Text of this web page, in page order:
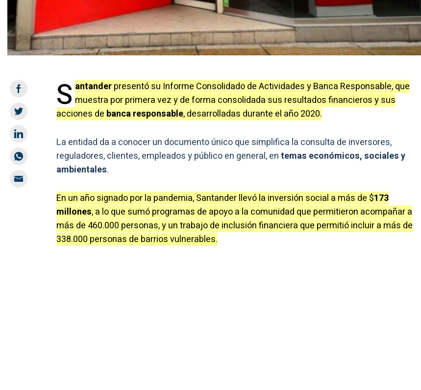
S antanderpresentó su Informe Consolidado de Actividades y Banca Responsable, que
muestra por primera vez y de forma consolidada sus resultados financieros y sus
acciones de banca responsable, desarrolladas durante el año 2020.
La entidad da a conocer un documento único que simplifica la consulta de inversores,
reguladores, clientes, empleados y público en general, entemas económicos, sociales y
ambientales.
En un año signado por la pandemia, Santander llevó la inversión social a más de $173
millones, a lo que sumó programas de apoyo a la comunidad que permitieron acompañar a
más de 460.000 personas, y un trabajo de inclusión financiera que permitió incluir a más de
338.000 personas de barrios vulnerables.